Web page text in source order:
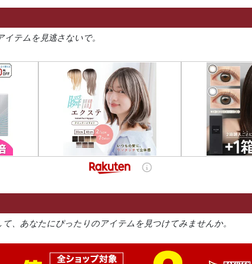
テムを見逃さないで。
、あなたにぴったりのアイテムを見つけてみませんか。